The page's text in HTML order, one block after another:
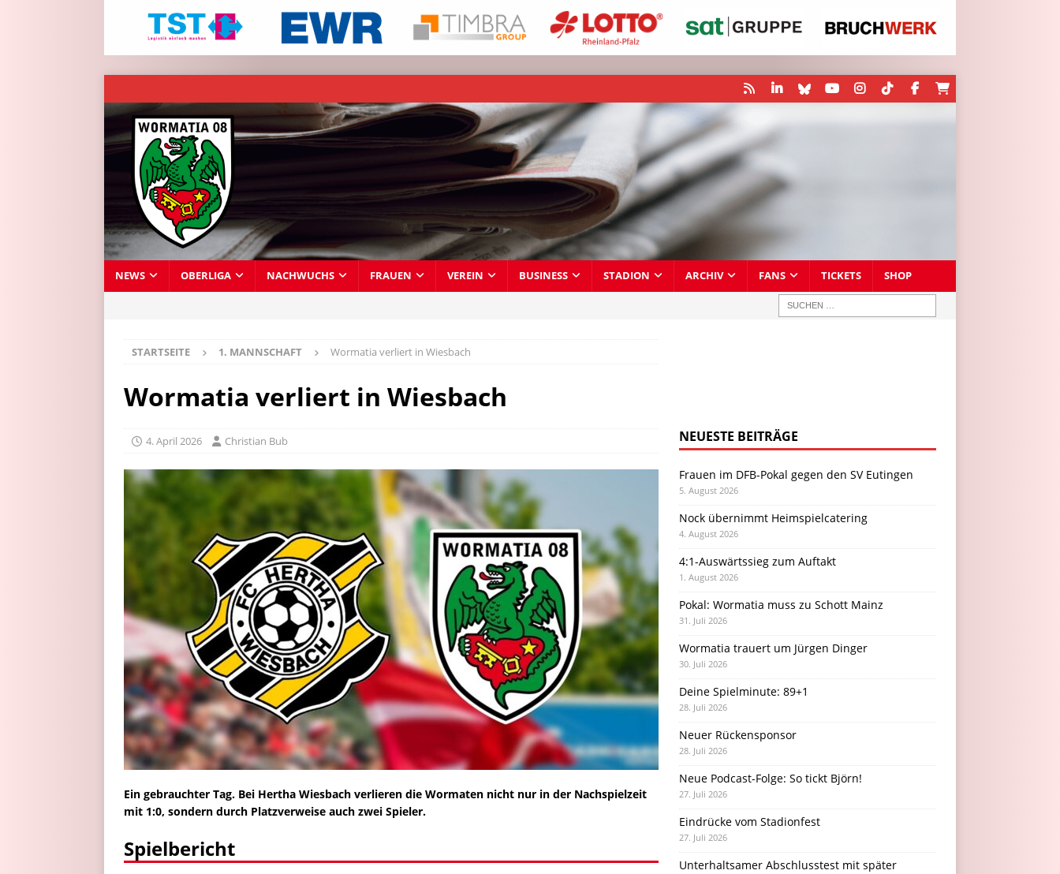
NEWS OBERLIGA NACHWUCHS FRAUEN VEREIN BUSINESS STADION ARCHIV FANS TICKETS SHOP
STARTSEITE 1. MANNSCHAFT Wormatia verliert in Wiesbach
Wormatia verliert in Wiesbach
4. April 2026 Christian Bub
Ein gebrauchter Tag. Bei Hertha Wiesbach verlieren die Wormaten nicht nur in der Nachspielzeit
mit 1:0, sondern durch Platzverweise auch zwei Spieler.
Spielbericht
NEUESTE BEITRÄGE
Frauen im DFB-Pokal gegen den SV Eutingen
5. August 2026
Nock übernimmt Heimspielcatering
4. August 2026
4:1-Auswärtssieg zum Auftakt
1. August 2026
Pokal: Wormatia muss zu Schott Mainz
31. Juli 2026
Wormatia trauert um Jürgen Dinger
30. Juli 2026
Deine Spielminute: 89+1
28. Juli 2026
Neuer Rückensponsor
28. Juli 2026
Neue Podcast-Folge: So tickt Björn!
27. Juli 2026
Eindrücke vom Stadionfest
27. Juli 2026
Unterhaltsamer Abschlusstest mit später